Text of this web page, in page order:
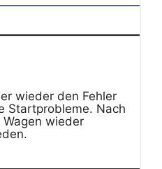
wieder den Fehler
Startprobleme. Nach
wieder